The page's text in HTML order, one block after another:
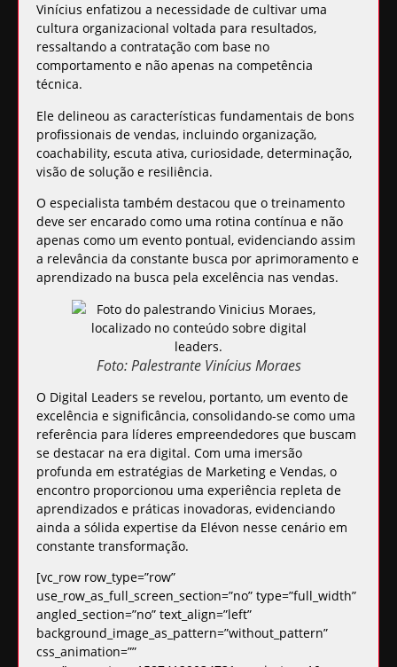
Vinícius enfatizou a necessidade de cultivar uma
cultura organizacional voltada para resultados,
ressaltando a contratação com base no
comportamento e não apenas na competência
técnica.
Ele delineou as características fundamentais de bons
profissionais de vendas, incluindo organização,
coachability, escuta ativa, curiosidade, determinação,
visão de solução e resiliência.
O especialista também destacou que o treinamento
deve ser encarado como uma rotina contínua e não
apenas como um evento pontual, evidenciando assim
a relevância da constante busca por aprimoramento e
aprendizado na busca pela excelência nas vendas.
Foto: Palestrante Vinícius Moraes
O Digital Leaders se revelou, portanto, um evento de
excelência e significância, consolidando-se como uma
referência para líderes empreendedores que buscam
se destacar na era digital. Com uma imersão
profunda em estratégias de Marketing e Vendas, o
encontro proporcionou uma experiência repleta de
aprendizados e práticas inovadoras, evidenciando
ainda a sólida expertise da Elévon nesse cenário em
constante transformação.
[vc_row row_type=”row”
use_row_as_full_screen_section=”no” type=”full_width”
angled_section=”no” text_align=”left”
background_image_as_pattern=”without_pattern”
css_animation=””